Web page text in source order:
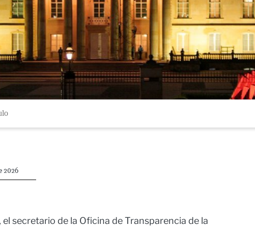
2026
el secretario de la Oficina de Transparencia de la